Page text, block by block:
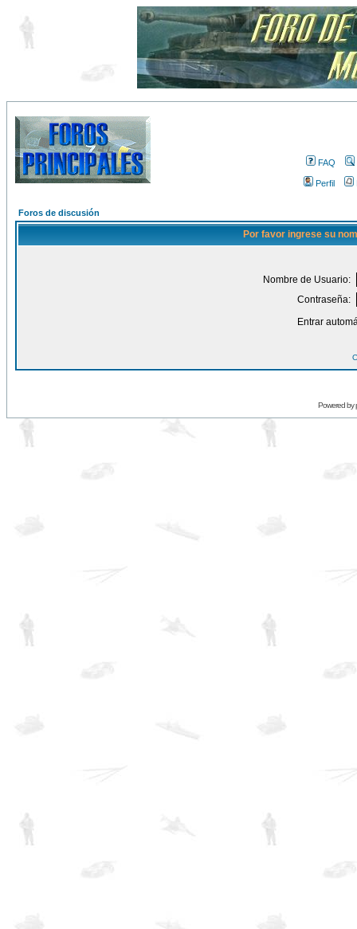
FAQ
Perfil
Foros de discusión
Por favor ingrese su
Nombre de Usuario:
Contraseña:
Entrar
Powered by